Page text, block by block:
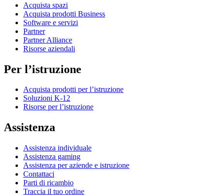
Acquista spazi
Acquista prodotti Business
Software e servizi
Partner
Partner Alliance
Risorse aziendali
Per l’istruzione
Acquista prodotti per l’istruzione
Soluzioni K-12
Risorse per l’istruzione
Assistenza
Assistenza individuale
Assistenza gaming
Assistenza per aziende e istruzione
Contattaci
Parti di ricambio
Traccia il tuo ordine